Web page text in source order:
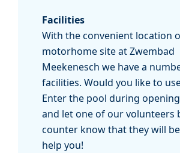
Facilities
With the convenient location
motorhome site at Zwembad
Meekenesch we have a
facilities. Would you like to
Enter the pool during
and let one of our volunteers
counter know that they will
help you!